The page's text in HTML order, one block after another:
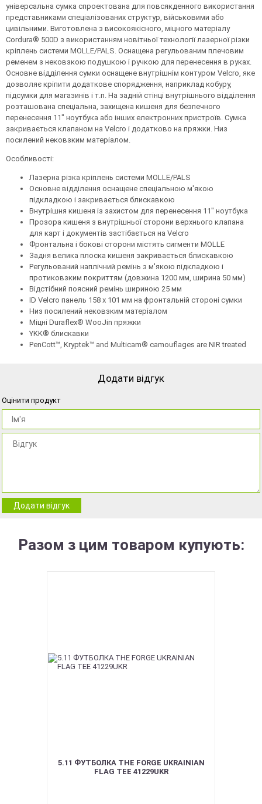
універсальна сумка спроектована для повсякденного використання
представниками спеціалізованих структур, військовими або
цивільними. Виготовлена з високоякісного, міцного матеріалу
Cordura® 500D з використанням новітньої технології лазерної різки
кріплень системи MOLLE/PALS. Оснащена регульованим плечовим
ременем з нековзкою подушкою і ручкою для перенесення в руках.
Основне відділення сумки оснащене внутрішнім контуром Velcro, яке
дозволяє кріпити додаткове спорядження, наприклад кобуру,
підсумки для магазинів і т.п. На задній стінці внутрішнього відділення
розташована спеціальна, захищена кишеня для безпечного
перенесення 11" ноутбука або інших електронних пристроїв. Сумка
закривається клапаном на Velcro і додатково на пряжки. Низ
посилений нековзким матеріалом.
Особливості:
Лазерна різка кріплень системи MOLLE/PALS
Основне відділення оснащене спеціальною м'якою
підкладкою і закривається блискавкою
Внутрішня кишеня із захистом для перенесення 11" ноутбука
Прозора кишеня з внутрішньої сторони верхнього клапана
для карт і документів застібається на Velcro
Фронтальна і бокові сторони містять сигменти MOLLE
Задня велика плоска кишеня закривається блискавкою
Регульований наплічний ремінь з м'якою підкладкою і
протиковзким покриттям (довжина 1200 мм, ширина 50 мм)
Відстібний поясний ремінь шириною 25 мм
ID Velcro панель 158 х 101 мм на фронтальній стороні сумки
Низ посилений нековзким матеріалом
Міцні Duraflex® WooJin пряжки
YKK® блискавки
PenCott™, Kryptek™ and Multicam® camouflages are NIR treated
Додати відгук
Оцінити продукт
Додати відгук
Разом з цим товаром купують:
5.11 ФУТБОЛКА THE FORGE UKRAINIAN
FLAG TEE 41229UKR